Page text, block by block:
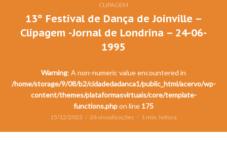
CLIPAGEM
13º Festival de Dança de Joinville –
Clipagem -Jornal de Londrina – 24-06-
1995
Warning: A non-numeric value encountered in
/home/storage/9/08/b2/cidadedadanca1/public_html/acervo/wp-
content/themes/plataformasvirtuais/core/template-
functions.phpon line 175
15/12/2023 26 visualizações 1 min. leitura